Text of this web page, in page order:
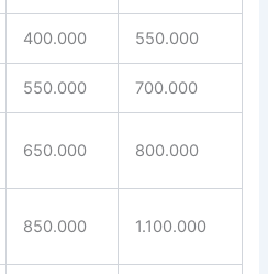
400.000 550.000
550.000 700.000
650.000 800.000
850.000 1.100.000